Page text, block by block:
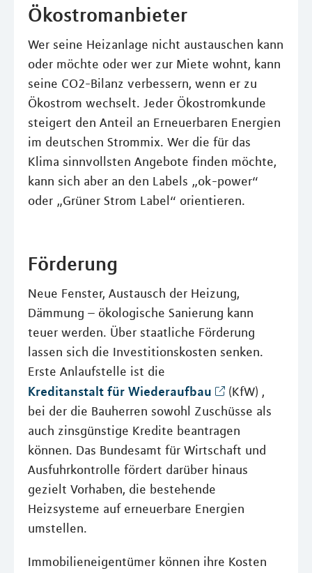
Ökostromanbieter
Wer seine Heizanlage nicht austauschen kann
oder möchte oder wer zur Miete wohnt, kann
seine CO2-Bilanz verbessern, wenn er zu
Ökostrom wechselt. Jeder Ökostromkunde
steigert den Anteil an Erneuerbaren Energien
im deutschen Strommix. Wer die für das
Klima sinnvollsten Angebote finden möchte,
kann sich aber an den Labels „ok-power“
oder „Grüner Strom Label“ orientieren.
Förderung
Neue Fenster, Austausch der Heizung,
Dämmung – ökologische Sanierung kann
teuer werden. Über staatliche Förderung
lassen sich die Investitionskosten senken.
Erste Anlaufstelle ist die
Kreditanstalt für Wiederaufbau
(KfW) ,
bei der die Bauherren sowohl Zuschüsse als
auch zinsgünstige Kredite beantragen
können. Das Bundesamt für Wirtschaft und
Ausfuhrkontrolle fördert darüber hinaus
gezielt Vorhaben, die bestehende
Heizsysteme auf erneuerbare Energien
umstellen.
Immobilieneigentümer können ihre Kosten